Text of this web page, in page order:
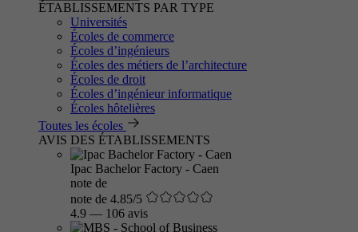
ÉTABLISSEMENTS PAR TYPE
Universités
Écoles de commerce
Écoles d’ingénieurs
Écoles des métiers de l’architecture
Écoles de droit
Écoles d’ingénieur informatique
Écoles hôtelières
Toutes les écoles
AVIS DES ÉTABLISSEMENTS
Ipac Bachelor Factory - Caen
note de
note de 4.85/5
4.9 — 106 avis